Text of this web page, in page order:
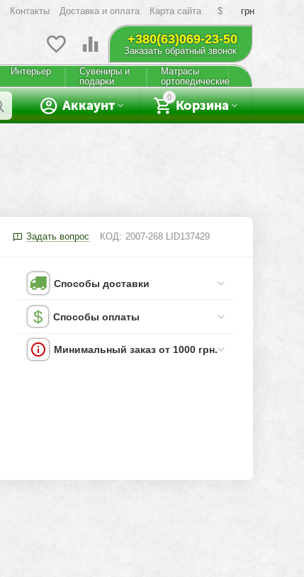
$ грн
Контакты Доставка и оплата Карта сайта
+380(63)069-23-50
Заказать обратный звонок
Интерьер
Сувениры и
подарки
Матрасы
ортопедические
0
Корзина
Аккаунт
Задать вопрос КОД: 2007-268 LID137429
Способы доставки
Способы оплаты
Минимальный заказ от 1000 грн.